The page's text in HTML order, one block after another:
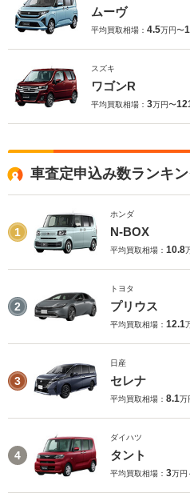
ムーヴ
平均買取相場： 4.5万円〜
スズキ
ワゴンR
平均買取相場： 3万円〜
車査定申込み数ランキ
1
ホンダ
N-BOX
平均買取相場： 10.8
2
トヨタ
プリウス
平均買取相場： 12.1
3
日産
セレナ
平均買取相場： 8.1万
4
ダイハツ
タント
平均買取相場： 3万円